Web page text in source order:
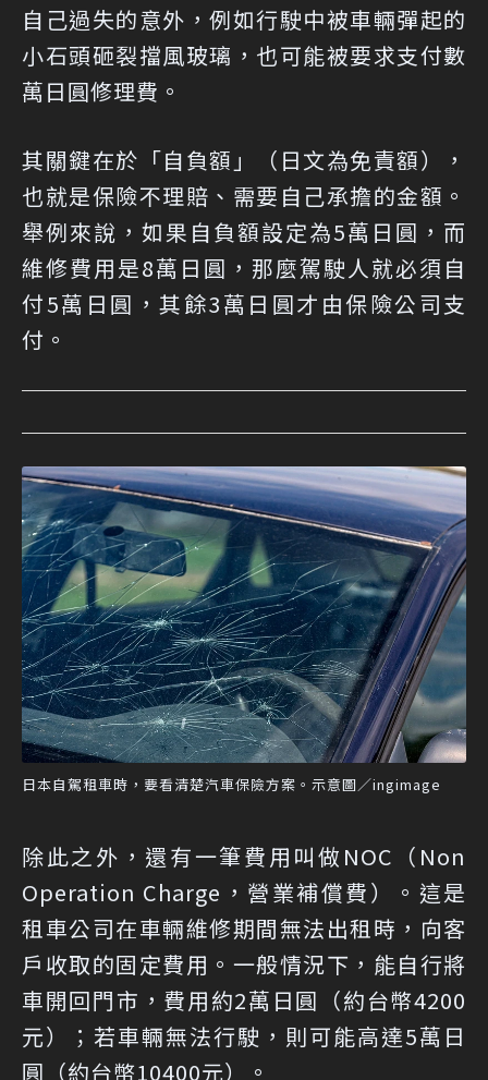
自己過失的意外，例如行駛中被車輛彈起的
小石頭砸裂擋風玻璃，也可能被要求支付數
萬日圓修理費。
其關鍵在於「自負額」（日文為免責額），
也就是保險不理賠、需要自己承擔的金額。
舉例來說，如果自負額設定為5萬日圓，而
維修費用是8萬日圓，那麼駕駛人就必須自
付5萬日圓，其餘3萬日圓才由保險公司支
付。
日本自駕租車時，要看清楚汽車保險方案。示意圖／ingimage
除此之外，還有一筆費用叫做NOC（Non
Operation Charge，營業補償費）。這是
租車公司在車輛維修期間無法出租時，向客
戶收取的固定費用。一般情況下，能自行將
車開回門市，費用約2萬日圓（約台幣4200
元）；若車輛無法行駛，則可能高達5萬日
圓（約台幣10400元）。